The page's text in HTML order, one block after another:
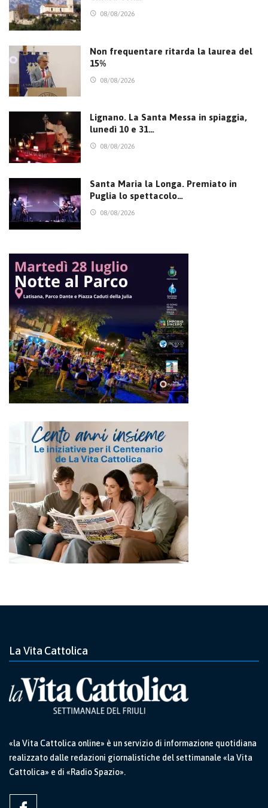
08/08/2026
Non frequentare ritarda la laurea del
15%
08/08/2026
Lignano. La Santa Messa in spiaggia,
lunedì 10 e 31…
08/08/2026
Santa Maria la Longa. Premiato in
Puglia lo spettacolo…
08/08/2026
La Vita Cattolica
«la Vita Cattolica online» è un servizio di informazione quotidiana
realizzato dalle redazioni giornalistiche del settimanale «la Vita
Cattolica» e di «Radio Spazio».